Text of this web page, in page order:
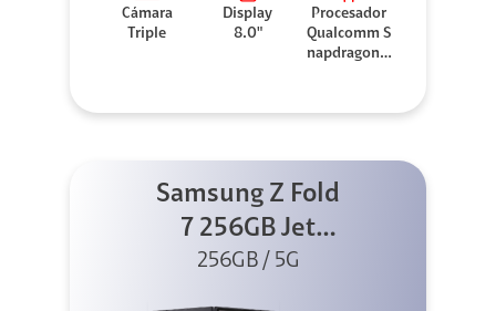
Cámara
Triple
Display
8.0"
Procesador
Qualcomm S
napdragon 8
Samsung Z Fold
7 256GB Jet
Blacke
256GB / 5G